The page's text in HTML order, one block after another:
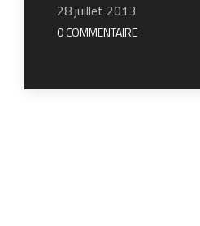
28 juillet 2013
0 COMMENTAIRE